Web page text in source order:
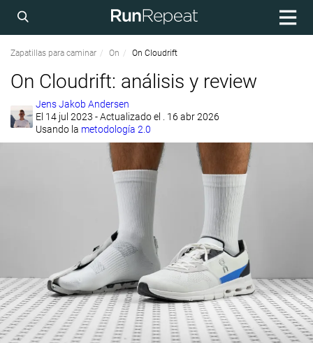
Zapatillas para caminar On On Cloudrift
On Cloudrift: análisis y review
Jens Jakob Andersen
El 14 jul 2023 - Actualizado el . 16 abr 2026
Usando la metodología 2.0